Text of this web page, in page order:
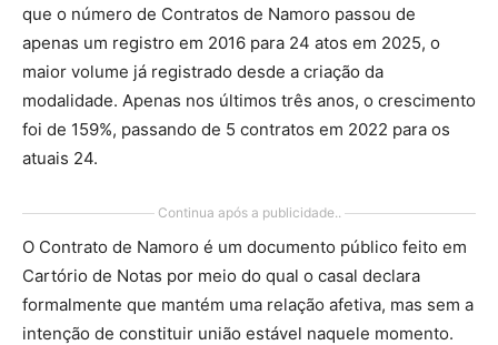
que o número de Contratos de Namoro passou de
apenas um registro em 2016 para 24 atos em 2025, o
maior volume já registrado desde a criação da
modalidade. Apenas nos últimos três anos, o crescimento
foi de 159%, passando de 5 contratos em 2022 para os
atuais 24.
Continua após a publicidade..
O Contrato de Namoro é um documento público feito em
Cartório de Notas por meio do qual o casal declara
formalmente que mantém uma relação afetiva, mas sem a
intenção de constituir união estável naquele momento.